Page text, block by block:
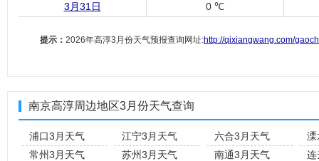
3月31日
0 ℃
提示： 2026年高淳3月份天气预报查询网址:http://qixiangwang.com/
南京高淳周边地区3月份天气查询
浦口3月天气 江宁3月天气 六合3月天气
溧
常州3月天气
苏州3月天气 南通3月天气
连